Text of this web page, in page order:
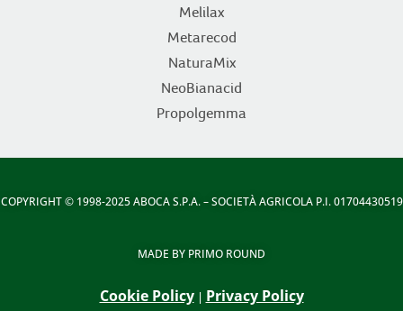
Melilax
Metarecod
NaturaMix
NeoBianacid
Propolgemma
COPYRIGHT© 1998-2025 ABOCA S.P.A. – SOCIETÀ AGRICOLA P.I. 01704430519
MADE BY PRIMO ROUND
Cookie Policy| Privacy Policy